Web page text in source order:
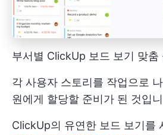
부서별 ClickUp 보드 보기 맞춤
각 사용자 스토리를 작업으로
원에게 할당할 준비가 된 것입
ClickUp의 유연한 보드 보기를